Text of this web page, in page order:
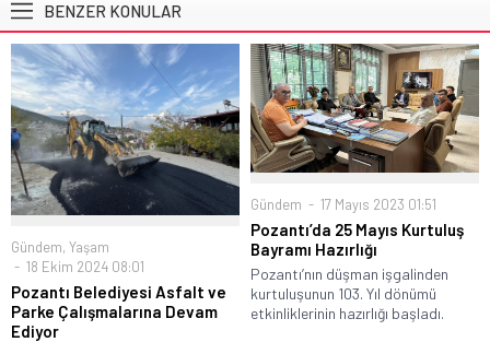
BENZER KONULAR
Gündem, Yaşam
18 Ekim 2024 08:01
Pozantı Belediyesi Asfalt ve
Parke Çalışmalarına Devam
Ediyor
Gündem 17 Mayıs 2023 01:51
Pozantı’da 25 Mayıs Kurtuluş
Bayramı Hazırlığı
Pozantı’nın düşman işgalinden
kurtuluşunun 103. Yıl dönümü
etkinliklerinin hazırlığı başladı.